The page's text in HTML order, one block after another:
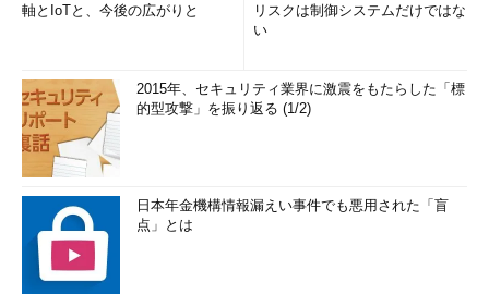
Few in the crowd probably recognized Ranadive as the man
who digitized Wall Street in the 1980s, or knew he wants to do
use technology and data to reboot the Kings also could
remake the league. He calls it NBA 3.0, a complete rethinking
of how fans interact with and follow the game, especially in
the developing world.
【復習】
1. ラナディブは1980年代に何をしたか
軸とIoTと、今後の広がりと
リスクは制御システムだけではな
い
2015年、セキュリティ業界に激震をもたらした「標
的型攻撃」を振り返る (1/2)
日本年金機構情報漏えい事件でも悪用された「盲
点」とは